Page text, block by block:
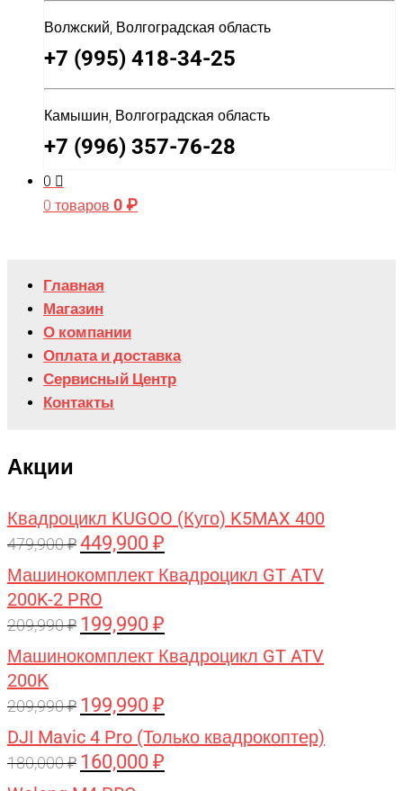
Волжский, Волгоградская область
+7 (995) 418-34-25
Камышин, Волгоградская область
+7 (996) 357-76-28
0
0 товаров 0 ₽
Главная
Магазин
О компании
Оплата и доставка
Сервисный Центр
Контакты
Акции
Квадроцикл KUGOO (Куго) K5MAX 400
479,900₽ Первоначальная
составляла
479,900 ₽.
449,900 ₽
цена:
449,900 ₽.
Машинокомплект Квадроцикл GT ATV
200K-2 PRO
209,990₽ Первоначальная
составляла
199,990 ₽
цена:
199,990 ₽.
Машинокомплект Квадроцикл GT ATV
200K
209,990₽ Первоначальная
цена
составляла
209,990 ₽.
199,990 ₽
199,990 ₽.
DJI Mavic 4 Pro (Только квадрокоптер)
180,000₽ Первоначальная
цена
160,000 ₽